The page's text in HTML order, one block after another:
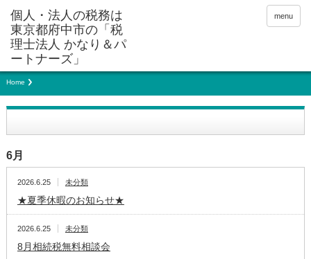
menu
Home
6月
2026.6.25 未分類
★夏季休暇のお知らせ★
2026.6.25 未分類
8月相続税無料相談会